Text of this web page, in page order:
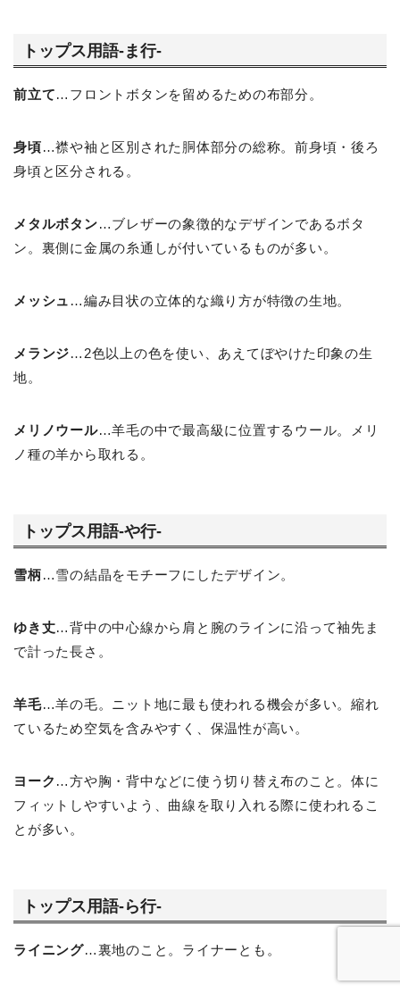
トップス用語-ま行-
前立て…フロントボタンを留めるための布部分。
身頃…襟や袖と区別された胴体部分の総称。前身頃・後ろ
身頃と区分される。
メタルボタン…ブレザーの象徴的なデザインであるボタ
ン。裏側に金属の糸通しが付いているものが多い。
メッシュ …編み目状の立体的な織り方が特徴の生地。
メランジ…2色以上の色を使い、あえてぼやけた印象の生
地。
メリノウール…羊毛の中で最高級に位置するウール。メリ
ノ種の羊から取れる。
トップス用語-や行-
雪柄…雪の結晶をモチーフにしたデザイン。
ゆき丈…背中の中心線から肩と腕のラインに沿って袖先ま
で計った長さ。
羊毛…羊の毛。ニット地に最も使われる機会が多い。縮れ
ているため空気を含みやすく、保温性が高い。
ヨーク …方や胸・背中などに使う切り替え布のこと。体に
フィットしやすいよう、曲線を取り入れる際に使われるこ
とが多い。
トップス用語-ら行-
ライニング…裏地のこと。ライナーとも。